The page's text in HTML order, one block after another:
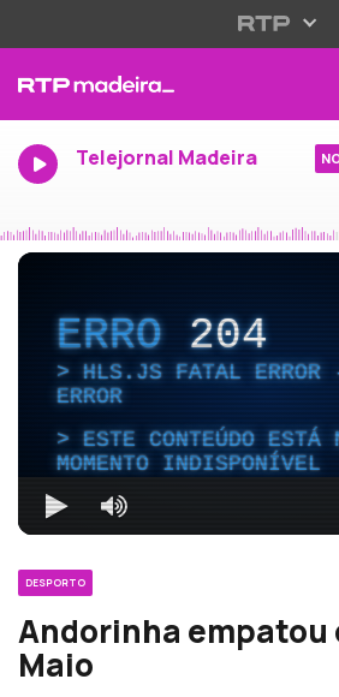
Telejornal Madeira
ERRO204
HLS.JS FATAL ERROR
ERROR
ESTE CONTEÚDO ESTÁ
MOMENTO INDISPONÍVEL
DESPORTO
Andorinha empatou
Maio